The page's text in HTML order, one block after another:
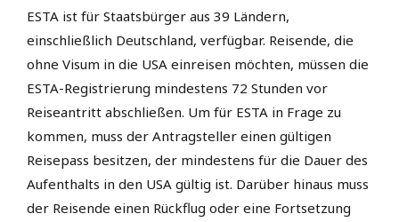
ESTA ist für Staatsbürger aus 39 Ländern,
einschließlich Deutschland, verfügbar. Reisende, die
ohne Visum in die USA einreisen möchten, müssen die
ESTA-Registrierung mindestens 72 Stunden vor
Reiseantritt abschließen. Um für ESTA in Frage zu
kommen, muss der Antragsteller einen gültigen
Reisepass besitzen, der mindestens für die Dauer des
Aufenthalts in den USA gültig ist. Darüber hinaus muss
der Reisende einen Rückflug oder eine Fortsetzung